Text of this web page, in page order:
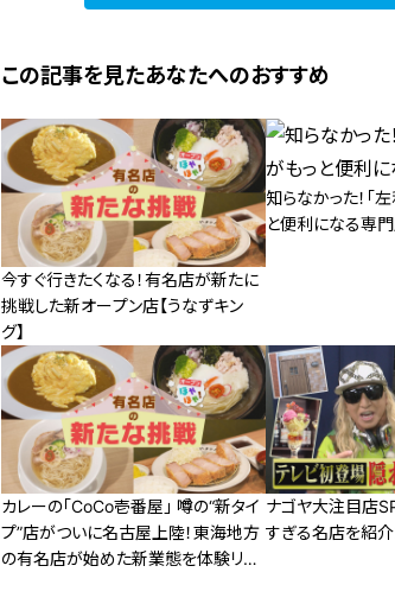
この記事を見たあなたへのおすすめ
今すぐ行きたくなる！有名店が新たに
挑戦した新オープン店【うなずキン
グ】
知らなかった！「
と便利になる専
カレーの「CoCo壱番屋」 噂の“新タイ
プ”店がついに名古屋上陸！東海地方
の有名店が始めた新業態を体験リポ
ナゴヤ大注目店
すぎる名店を紹介